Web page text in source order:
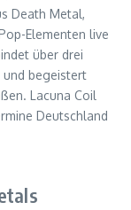
Death Metal,
Elementen live
über drei
und begeistert
Lacuna Coil
Deutschland